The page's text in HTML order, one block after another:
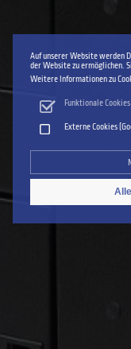
Auf unserer Website werden
der Website zu ermöglichen.
Weitere Informationen zu
Funktionale
Externe Cookies